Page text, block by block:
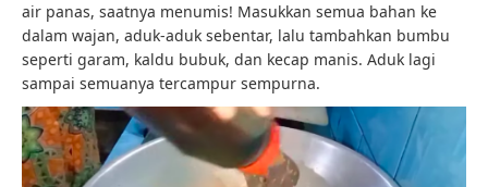
air panas, saatnya menumis! Masukkan semua bahan ke
dalam wajan, aduk-aduk sebentar, lalu tambahkan bumbu
seperti garam, kaldu bubuk, dan kecap manis. Aduk lagi
sampai semuanya tercampur sempurna.